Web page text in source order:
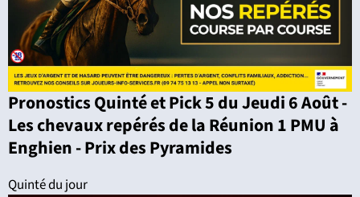
Pronostics Quinté et Pick 5 du Jeudi 6 Août -
Les chevaux repérés de la Réunion 1 PMU à
Enghien - Prix des Pyramides
Quinté du jour